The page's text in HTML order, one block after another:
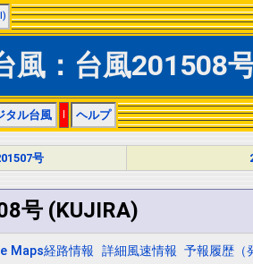
風：台風201508
タル台風 | ヘルプ
号
号 (KUJIRA)
Maps経路情報 詳細風速情報 予報履歴（